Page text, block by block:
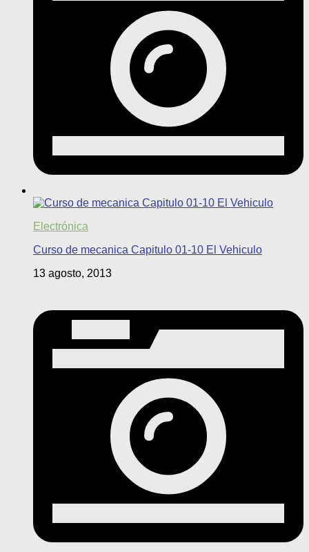
Electrónica
Curso de mecanica Capitulo 01-10 El Vehiculo
13 agosto, 2013